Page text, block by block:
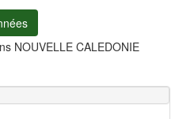
NOUVELLE CALEDONIE